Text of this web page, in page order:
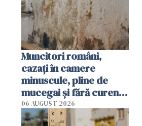
Muncitori români,
cazați în camere
minuscule, pline de
mucegai și fără curent.
Inspectorii primăriei
din Germania i-au
06 AUGUST 2026